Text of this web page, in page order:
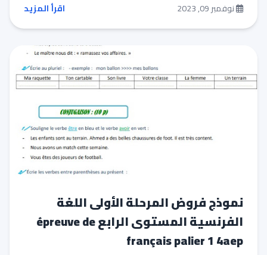
نوفمبر 09, 2023 اقرأ المزيد
نموذج فروض المرحلة الأولى اللغة
الفرنسية المستوى الرابع épreuve de
français palier 1 4aep